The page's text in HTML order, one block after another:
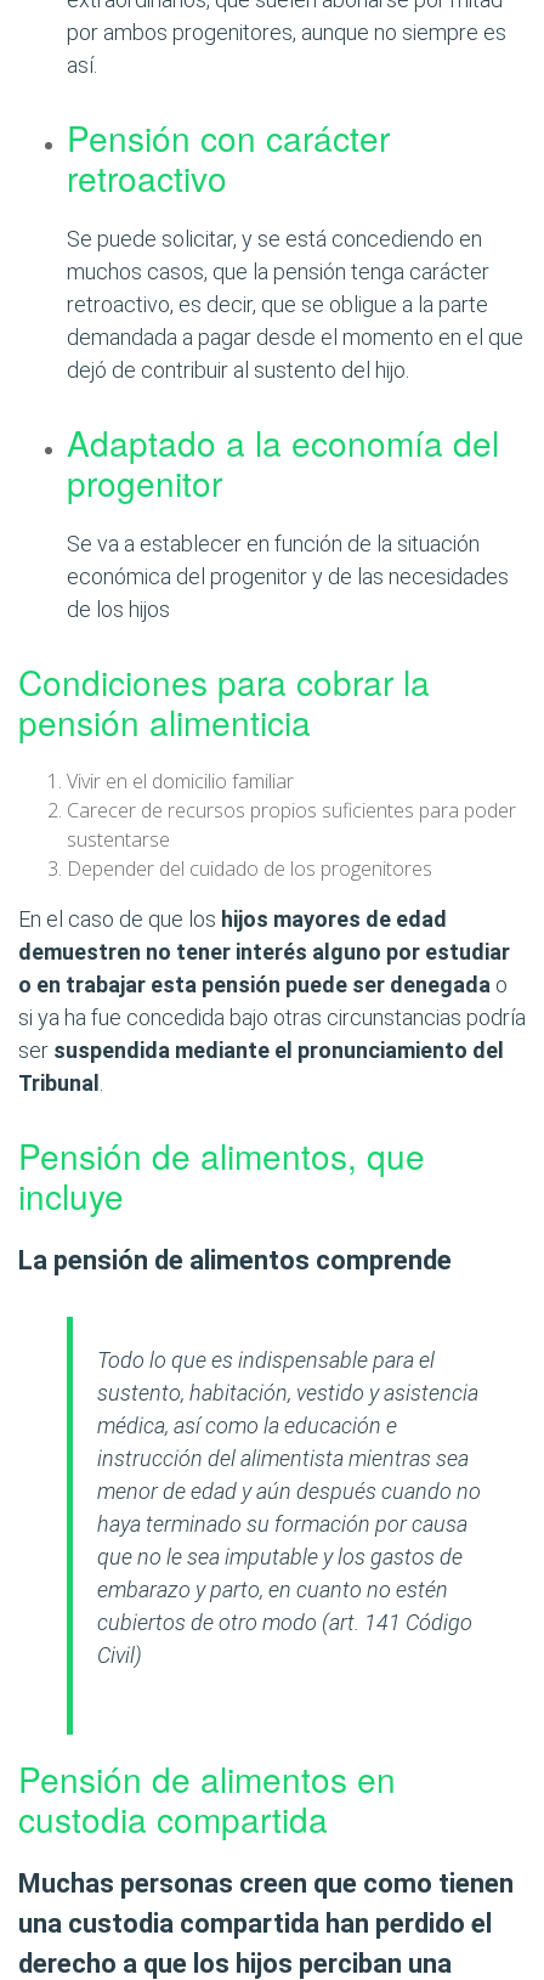
por ambos progenitores, aunque no siempre es
así.
Pensión con carácter
retroactivo
Se puede solicitar, y se está concediendo en
muchos casos, que la pensión tenga carácter
retroactivo, es decir, que se obligue a la parte
demandada a pagar desde el momento en el que
dejó de contribuir al sustento del hijo.
Adaptado a la economía del
progenitor
Se va a establecer en función de la situación
económica del progenitor y de las necesidades
de los hijos
Condiciones para cobrar la
pensión alimenticia
Vivir en el domicilio familiar
Carecer de recursos propios suficientes para poder
sustentarse
Depender del cuidado de los progenitores
En el caso de que los hijos mayores de edad
demuestren no tener interés alguno por estudiar
o en trabajar esta pensión puede ser denegada o
si ya ha fue concedida bajo otras circunstancias podría
ser suspendida mediante el pronunciamiento del
Tribunal
Pensión de alimentos, que
incluye
La pensión de alimentos comprende
Todo lo que es indispensable para el
sustento, habitación, vestido y asistencia
médica, así como la educación e
instrucción del alimentista mientras sea
menor de edad y aún después cuando no
haya terminado su formación por causa
que no le sea imputable y los gastos de
embarazo y parto, en cuanto no estén
cubiertos de otro modo (art. 141 Código
Civil)
Pensión de alimentos en
custodia compartida
Muchas personas creen que como tienen
una custodia compartida han perdido el
derecho a que los hijos perciban una